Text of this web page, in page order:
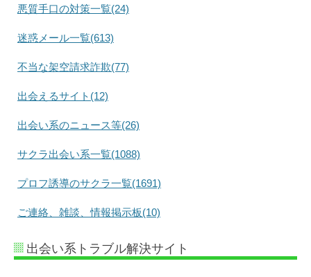
悪質手口の対策一覧(24)
迷惑メール一覧(613)
不当な架空請求詐欺(77)
出会えるサイト(12)
出会い系のニュース等(26)
サクラ出会い系一覧(1088)
プロフ誘導のサクラ一覧(1691)
ご連絡、雑談、情報掲示板(10)
出会い系トラブル解決サイト